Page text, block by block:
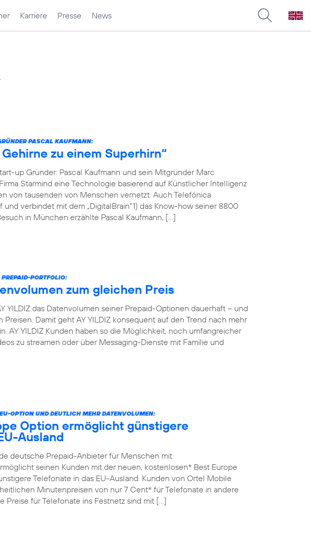
Karriere Presse News
PASCAL KAUFMANN:
zu einem Superhirn“
up Gründer: Pascal Kaufmann und sein Mitgründer Marc
Starmind eine Technologie basierend auf Künstlicher Intelligenz
von tausenden von Menschen vernetzt. Auch Telefónica
verbindet mit dem „DigitalBrain“1) das Know-how seiner 8800
in München erzählte Pascal Kaufmann, […]
PORTFOLIO:
zum gleichen Preis
YILDIZ das Datenvolumen seiner Prepaid-Optionen dauerhaft – und
Damit geht AY YILDIZ konsequent auf den Trend nach mehr
AY YILDIZ Kunden haben so die Möglichkeit, noch umfangreicher
zu streamen oder über Messaging-Dienste mit Familie und
OPTION UND DEUTLICH MEHR DATENVOLUMEN:
Option ermöglicht günstigere
Ausland
deutsche Prepaid-Anbieter für Menschen mit
seinen Kunden mit der neuen, kostenlosen* Best Europe
Telefonate in das EU-Ausland. Kunden von Ortel Mobile
Minutenpreisen von nur 7 Cent* für Telefonate in andere
Preise für Telefonate ins Festnetz sind mit […]